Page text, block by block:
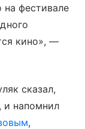
на фестивале
кино», —
сказал,
и напомнил
,